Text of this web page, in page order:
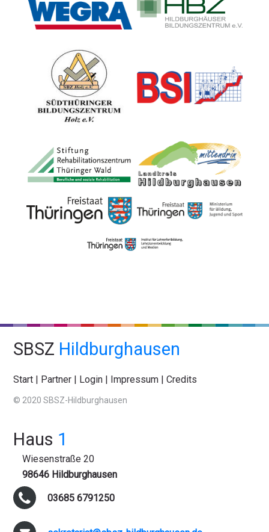
SBSZ Hildburghausen
Start Partner Login Impressum |Credits
© 2020 SBSZ-Hildburghausen
Haus 1
Wiesenstraße 20
98646 Hildburghausen
03685 6791250